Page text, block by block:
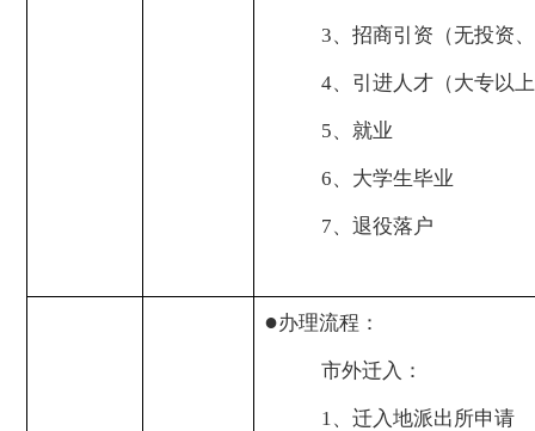
3、招商引资（无投资
4、引进人才（大专以
5、就业
6、大学生毕业
7、退役落户
●办理流程：
市外迁入：
1、迁入地派出所申请